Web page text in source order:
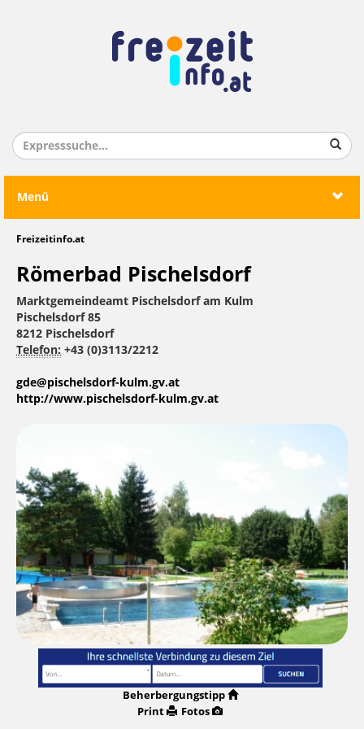
Menü
Freizeitinfo.at
Römerbad Pischelsdorf
Marktgemeindeamt Pischelsdorf am Kulm
Pischelsdorf 85
8212 Pischelsdorf
Telefon: +43 (0)3113/2212
gde@pischelsdorf-kulm.gv.at
http://www.pischelsdorf-kulm.gv.at
Beherbergungstipp
Print
Fotos